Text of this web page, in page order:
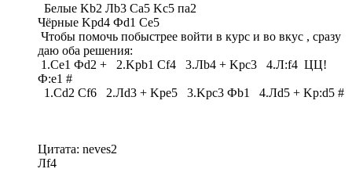
Белые Kb2 Лb3 Ca5 Kc5 пa2
Чёрные Kрd4 Фd1 Сe5
Чтобы помочь побыстрее войти в курс и во вкус , сразу
даю оба решения:
1.Сe1 Фd2 + 2.Kрb1 Сf4 3.Лb4 + Kрc3 4.Л:f4 ЦЦ!
Ф:e1 #
1.Сd2 Сf6 2.Лd3 + Kрe5 3.Kрc3 Фb1 4.Лd5 + Kр:d5 #
Цитата: neves2
Лf4